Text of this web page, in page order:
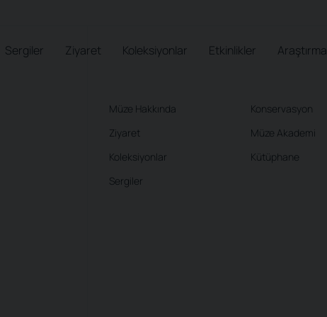
Sergiler Ziyaret Koleksiyonlar Etkinlikler Araştırma
Müze Hakkında
Ziyaret
Koleksiyonlar
Sergiler
Konservasyon
Müze Akademi
Kütüphane